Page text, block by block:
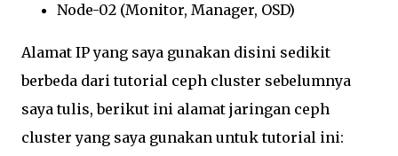
Node-02 (Monitor, Manager, OSD)
Alamat IP yang saya gunakan disini sedikit
berbeda dari tutorial ceph cluster sebelumnya
saya tulis, berikut ini alamat jaringan ceph
cluster yang saya gunakan untuk tutorial ini: